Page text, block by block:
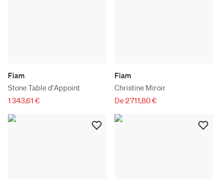
Fiam
Stone Table d'Appoint
1 343,61 €
Fiam
Christine Miroir
De 2 711,80 €